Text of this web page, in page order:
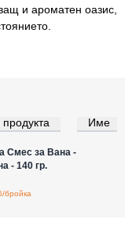
и ароматен оазис,
Име
за цени на едро
Смес за Вана -
- 140 гр.
бройка